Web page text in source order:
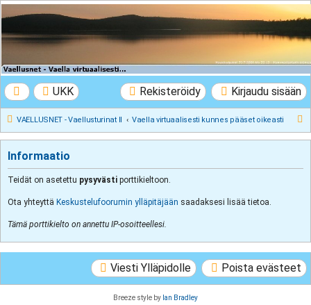
VAELLUSNET -
Vaellusturinat II
UKK Kirjaudu sisään
Rekisteröidy
VAELLUSNET - Vaellusturinat II Vaella virtuaalisesti kunnes pääset oikeasti
Informaatio
Teidät on asetettu pysyvästi porttikieltoon.
Ota yhteyttä Keskustelufoorumin ylläpitäjään saadaksesi lisää tietoa.
Tämä porttikielto on annettu IP-osoitteellesi.
Poista evästeet
Viesti Ylläpidolle
Breeze style by Ian Bradley